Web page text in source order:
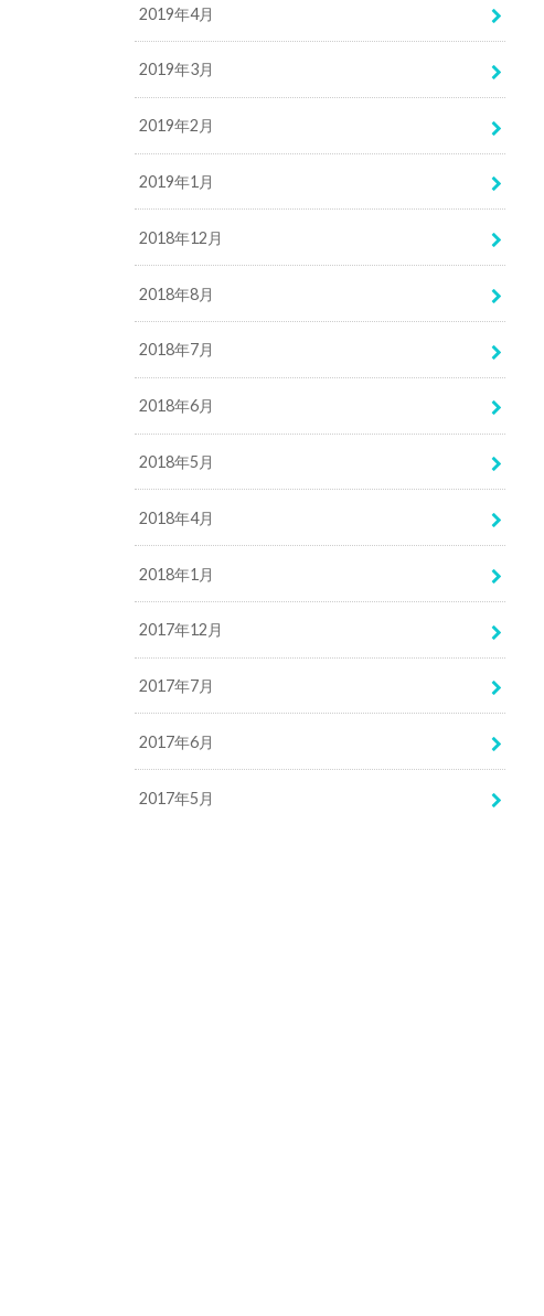
2019年4月
2019年3月
2019年2月
2019年1月
2018年12月
2018年8月
2018年7月
2018年6月
2018年5月
2018年4月
2018年1月
2017年12月
2017年7月
2017年6月
2017年5月